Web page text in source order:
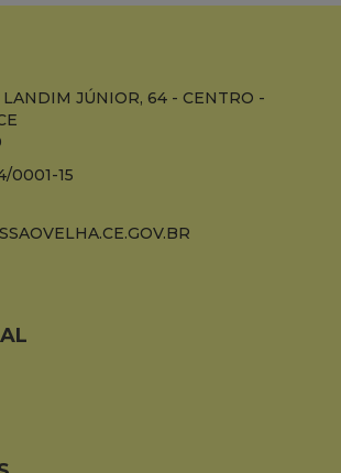
LANDIM JÚNIOR, 64 - CENTRO -
0001-15